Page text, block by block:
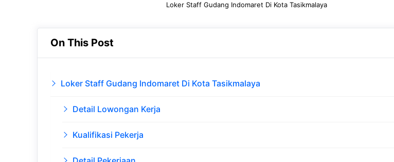
Loker Staff Gudang Indomaret Di Kota Tasikmalaya
On This Post
Loker Staff Gudang Indomaret Di Kota Tasikmalaya
Detail Lowongan Kerja
Kualifikasi Pekerja